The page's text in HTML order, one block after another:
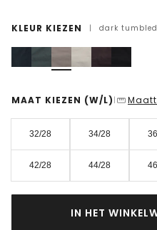
KLEUR KIEZEN | dark
MAAT KIEZEN (W/L) |
32/28 34/28
42/28 44/28
IN HET